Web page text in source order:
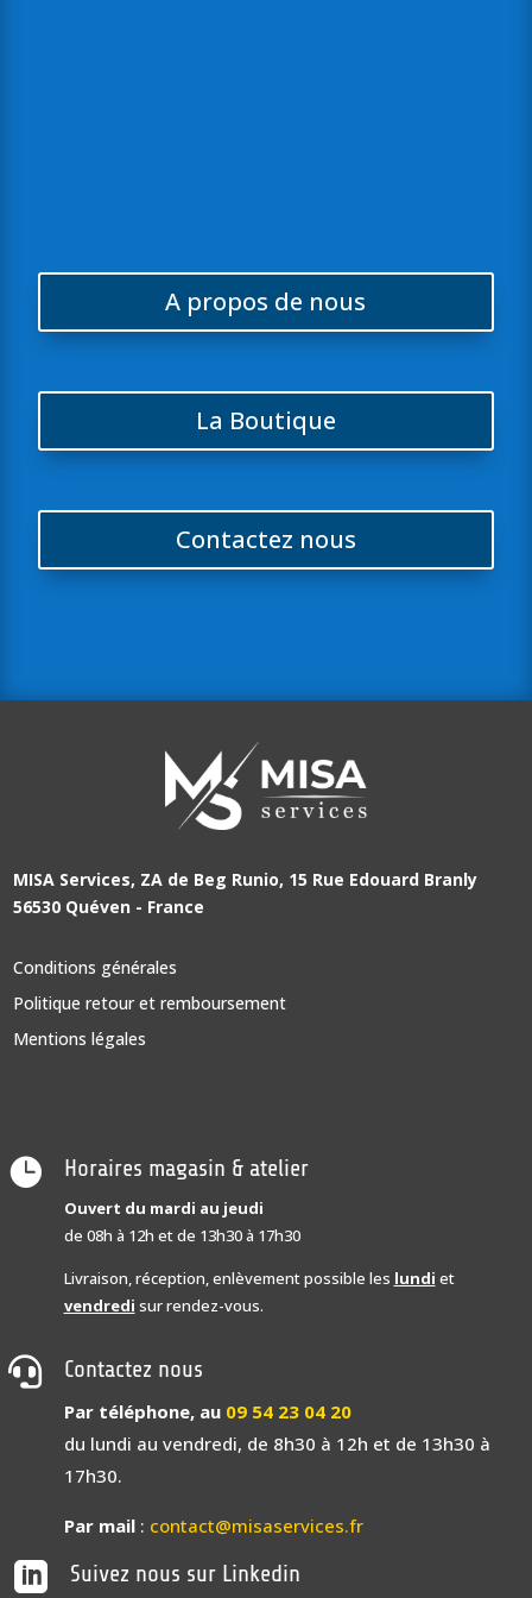
A propos de nous
La Boutique
Contactez nous
MISA Services, ZA de Beg Runio, 15 Rue Edouard Branly
56530 Quéven - France
Conditions générales
Politique retour et remboursement
Mentions légales
 Horaires magasin & atelier
Ouvert du mardi au jeudi
de 08h à 12h et de 13h30 à 17h30
Livraison, réception, enlèvement possible les lundi et
vendredi sur rendez-vous.
 Contactez nous
Par téléphone, au 09 54 23 04 20
du lundi au vendredi, de 8h30 à 12h et de 13h30 à
17h30.
Par mail: contact@misaservices.fr
 Suivez nous sur Linkedin